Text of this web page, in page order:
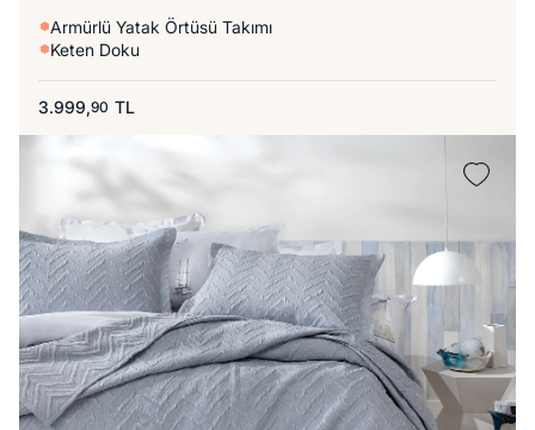
Armürlü Yatak Örtüsü Takımı
Keten Doku
3.999,90 TL